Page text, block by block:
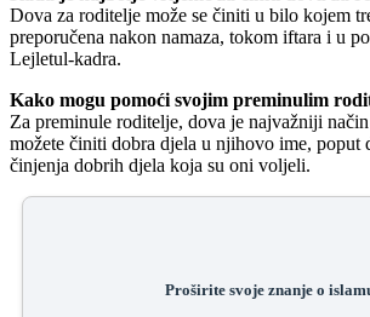
Dova za roditelje može se činiti u bilo kojem
preporučena nakon namaza, tokom iftara i u
Lejletul-kadra.
Kako mogu pomoći svojim preminulim
Za preminule roditelje, dova je najvažniji
možete činiti dobra djela u njihovo ime, poput
činjenja dobrih djela koja su oni voljeli.
Proširite svoje znanje o